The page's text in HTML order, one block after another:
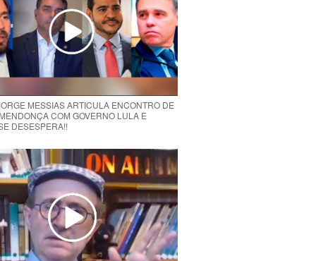
MESSIAS ARTICULA ENCONTRO DE
COM GOVERNO LULA E
DESESPERA!!